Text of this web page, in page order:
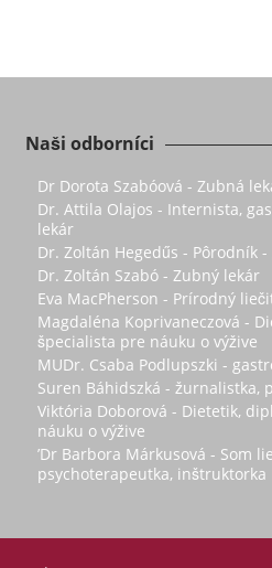
Naši odborníci
Dr Dorota Szabóová - Zubná
Dr. Attila Olajos - Internista,
lekár
Dr. Zoltán Hegedűs - Pôrodník -
Dr. Zoltán Szabó - Zubný lekár
Eva MacPherson - Prírodný
Magdaléna Koprivaneczová -
špecialista pre náuku o výžive
MUDr. Csaba Podlupszki -
Suren Báhidszká - žurnalistka,
Viktória Doborová - Dietetik,
náuku o výžive
’Dr Barbora Márkusová - Som
psychoterapeutka, inštruktorka